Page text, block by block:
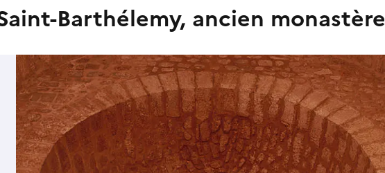
Barthélemy, ancien monastère